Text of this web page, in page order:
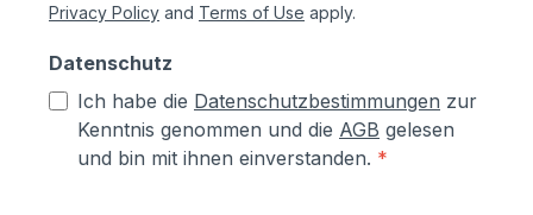
Privacy Policy and Terms of Use apply.
Datenschutz
Ich habe die Datenschutzbestimmungen zur
Kenntnis genommen und die AGB gelesen
und bin mit ihnen einverstanden. *